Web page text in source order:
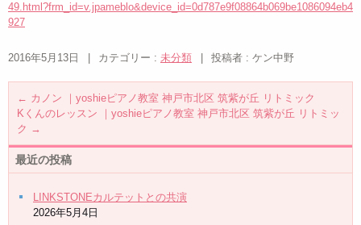
49.html?frm_id=v.jpameblo&device_id=0d787e9f08864b069be1086094eb4
927
2016年5月13日 カテゴリー : 未分類 投稿者 : ケン中野
← カノン ｜yoshieピアノ教室 神戸市北区 筑紫が丘 リトミック
Kくんのレッスン ｜yoshieピアノ教室 神戸市北区 筑紫が丘 リトミッ
ク →
最近の投稿
LINKSTONEカルテットとの共演
2026年5月4日